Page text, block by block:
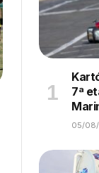
7ª
05/